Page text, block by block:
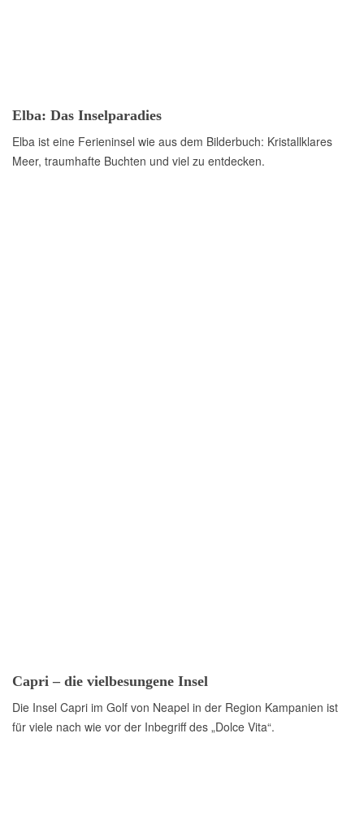
Elba: Das Inselparadies
Elba ist eine Ferieninsel wie aus dem Bilderbuch: Kristallklares
Meer, traumhafte Buchten und viel zu entdecken.
Capri – die vielbesungene Insel
Die Insel Capri im Golf von Neapel in der Region Kampanien ist
für viele nach wie vor der Inbegriff des „Dolce Vita“.